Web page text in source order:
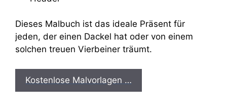
Dieses Malbuch ist das ideale Präsent für
jeden, der einen Dackel hat oder von einem
solchen treuen Vierbeiner träumt.
Kostenlose Malvorlagen …